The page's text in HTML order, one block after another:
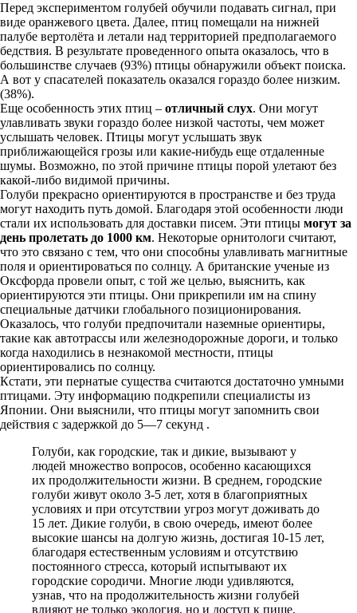
Перед экспериментом голубей обучили подавать сигнал, при
виде оранжевого цвета. Далее, птиц помещали на нижней
палубе вертолёта и летали над территорией предполагаемого
бедствия. В результате проведенного опыта оказалось, что в
большинстве случаев (93%) птицы обнаружили объект поиска.
А вот у спасателей показатель оказался гораздо более низким.
(38%).
Еще особенность этих птиц – отличный слух. Они могут
улавливать звуки гораздо более низкой частоты, чем может
услышать человек. Птицы могут услышать звук
приближающейся грозы или какие-нибудь еще отдаленные
шумы. Возможно, по этой причине птицы порой улетают без
какой-либо видимой причины.
Голуби прекрасно ориентируются в пространстве и без труда
могут находить путь домой. Благодаря этой особенности люди
стали их использовать для доставки писем. Эти птицы могут за
день пролетать до 1000 км. Некоторые орнитологи считают,
что это связано с тем, что они способны улавливать магнитные
поля и ориентироваться по солнцу. А британские ученые из
Оксфорда провели опыт, с той же целью, выяснить, как
ориентируются эти птицы. Они прикрепили им на спину
специальные датчики глобального позиционирования.
Оказалось, что голуби предпочитали наземные ориентиры,
такие как автотрассы или железнодорожные дороги, и только
когда находились в незнакомой местности, птицы
ориентировались по солнцу.
Кстати, эти пернатые существа считаются достаточно умными
птицами. Эту информацию подкрепили специалисты из
Японии. Они выяснили, что птицы могут запомнить свои
действия с задержкой до 5—7 секунд .
Голуби, как городские, так и дикие, вызывают у
людей множество вопросов, особенно касающихся
их продолжительности жизни. В среднем, городские
голуби живут около 3-5 лет, хотя в благоприятных
условиях и при отсутствии угроз могут доживать до
15 лет. Дикие голуби, в свою очередь, имеют более
высокие шансы на долгую жизнь, достигая 10-15 лет,
благодаря естественным условиям и отсутствию
постоянного стресса, который испытывают их
городские сородичи. Многие люди удивляются,
узнав, что на продолжительность жизни голубей
влияют не только экология, но и доступ к пище,